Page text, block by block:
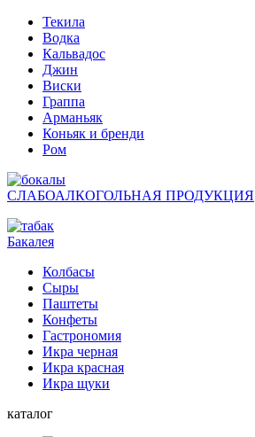
Текила
Водка
Кальвадос
Джин
Виски
Граппа
Арманьяк
Коньяк и бренди
Ром
СЛАБОАЛКОГОЛЬНАЯ ПРОДУКЦИЯ
Бакалея
Колбасы
Сыры
Паштеты
Конфеты
Гастрономия
Икра черная
Икра красная
Икра щуки
каталог